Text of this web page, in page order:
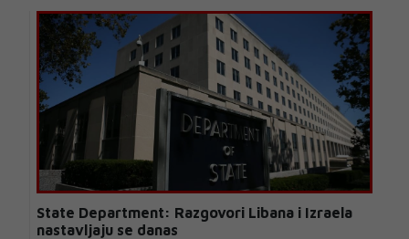
State Department: Razgovori Libana i Izraela
nastavljaju se danas